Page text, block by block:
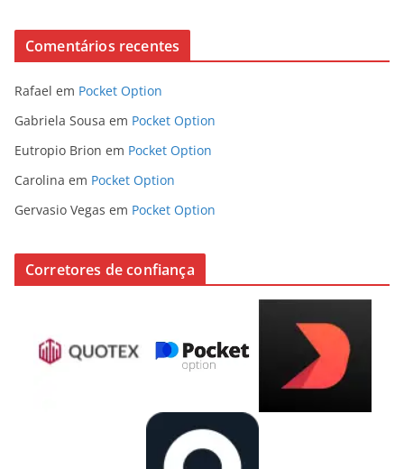
Comentários recentes
Rafael em Pocket Option
Gabriela Sousa em Pocket Option
Eutropio Brion em Pocket Option
Carolina em Pocket Option
Gervasio Vegas em Pocket Option
Corretores de confiança